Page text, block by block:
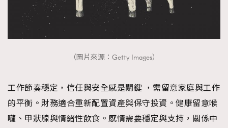
（圖片來源：Getty Images）
工作節奏穩定，信任與安全感是關鍵 ，需留意家庭與工作
的平衡。財務適合重新配置資產與保守投資。健康留意喉
嚨、甲狀腺與情緒性飲食。感情需要穩定與支持，關係中